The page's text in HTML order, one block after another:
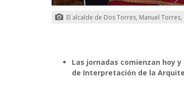
El alcalde de Dos Torres, Manuel
Las jornadas comienzan hoy
de Interpretación de la